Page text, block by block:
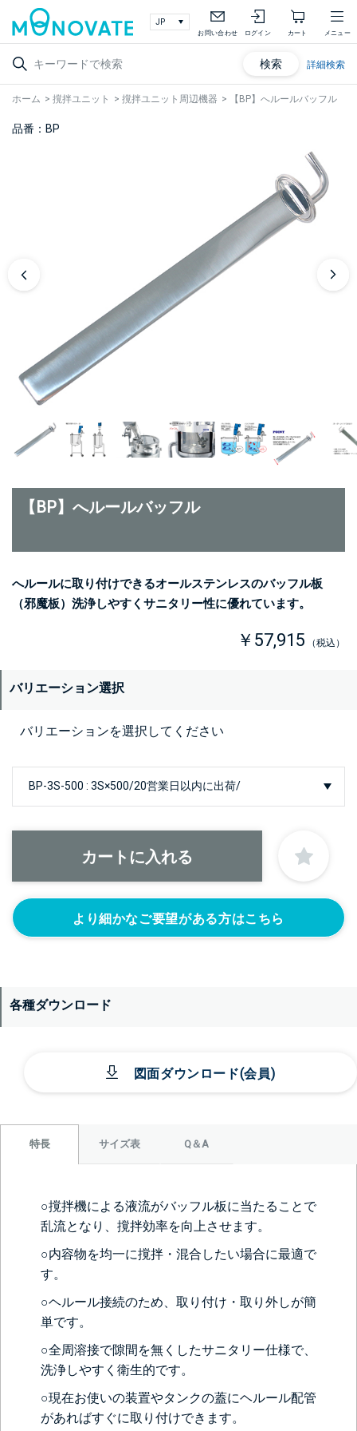
お問い合わせ ログイン カート メニュー
検索 詳細検索
ホーム > 撹拌ユニット > 撹拌ユニット周辺機器 > 【BP】へルールバッフル
品番：BP
【BP】へルールバッフル
へルールに取り付けできるオールステンレスのバッフル板
（邪魔板）洗浄しやすくサニタリー性に優れています。
￥57,915 （税込）
バリエーション選択
バリエーションを選択してください
より細かなご要望がある方はこちら
各種ダウンロード
図面ダウンロード(会員)
特長 サイズ表 Q＆A
○撹拌機による液流がバッフル板に当たることで
乱流となり、撹拌効率を向上させます。
○内容物を均一に撹拌・混合したい場合に最適で
す。
○ヘルール接続のため、取り付け・取り外しが簡
単です。
○全周溶接で隙間を無くしたサニタリー仕様で、
洗浄しやすく衛生的です。
○現在お使いの装置やタンクの蓋にヘルール配管
があればすぐに取り付けできます。